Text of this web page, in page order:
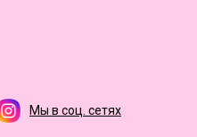
Мы в соц. сетях